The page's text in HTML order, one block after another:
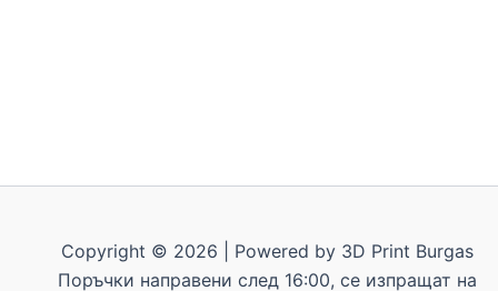
Copyright © 2026 | Powered by 3D Print Burgas
Поръчки направени след 16:00, се изпращат на